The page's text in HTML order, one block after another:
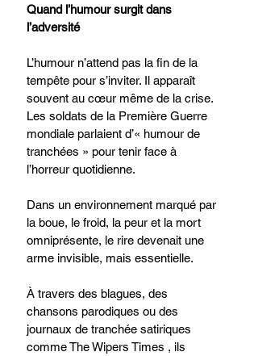
Quand l’humour surgit dans
l’adversité
L’humour n’attend pas la fin de la
tempête pour s’inviter. Il apparaît
souvent au cœur même de la crise.
Les soldats de la Première Guerre
mondiale parlaient d’« humour de
tranchées » pour tenir face à
l’horreur quotidienne.
Dans un environnement marqué par
la boue, le froid, la peur et la mort
omniprésente, le rire devenait une
arme invisible, mais essentielle.
À travers des blagues, des
chansons parodiques ou des
journaux de tranchée satiriques
comme The Wipers Times , ils